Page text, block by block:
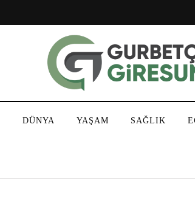
DÜNYA YAŞAM SAĞLIK